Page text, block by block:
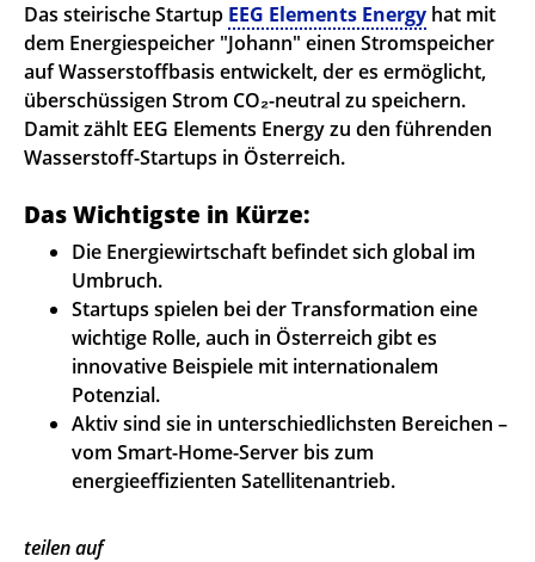
Das steirische Startup EEG Elements Energy hat mit
dem Energiespeicher "Johann" einen Stromspeicher
auf Wasserstoffbasis entwickelt, der es ermöglicht,
überschüssigen Strom CO₂-neutral zu speichern.
Damit zählt EEG Elements Energy zu den führenden
Wasserstoff-Startups in Österreich.
Das Wichtigste in Kürze:
Die Energiewirtschaft befindet sich global im
Umbruch.
Startups spielen bei der Transformation eine
wichtige Rolle, auch in Österreich gibt es
innovative Beispiele mit internationalem
Potenzial.
Aktiv sind sie in unterschiedlichsten Bereichen –
vom Smart-Home-Server bis zum
energieeffizienten Satellitenantrieb.
teilen auf